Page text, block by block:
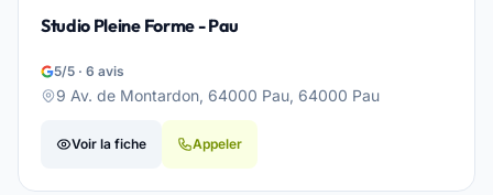
Studio Pleine Forme - Pau
5/5 · 6 avis
9 Av. de Montardon, 64000 Pau, 64000 Pau
Voir la fiche Appeler